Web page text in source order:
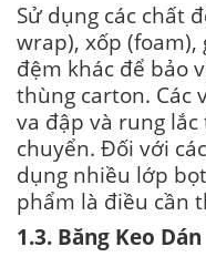
Sử dụng các chất
wrap), xốp (foam),
đệm khác để bảo
thùng carton. Các
va đập và rung
chuyển. Đối với
dụng nhiều lớp
phẩm là điều cần
1.3. Băng Keo Dán